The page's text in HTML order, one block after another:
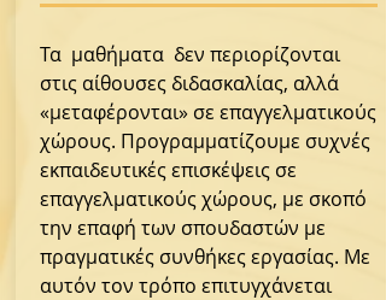
Τα μαθήματα δεν περιορίζονται
στις αίθουσες διδασκαλίας, αλλά
«μεταφέρονται» σε επαγγελματικούς
χώρους. Προγραμματίζουμε συχνές
εκπαιδευτικές επισκέψεις σε
επαγγελματικούς χώρους, με σκοπό
την επαφή των σπουδαστών με
πραγματικές συνθήκες εργασίας. Με
αυτόν τον τρόπο επιτυγχάνεται